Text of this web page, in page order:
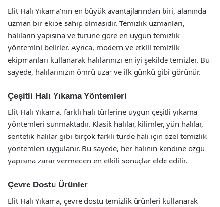
Elit Halı Yıkama’nın en büyük avantajlarından biri, alanında
uzman bir ekibe sahip olmasıdır. Temizlik uzmanları,
halıların yapısına ve türüne göre en uygun temizlik
yöntemini belirler. Ayrıca, modern ve etkili temizlik
ekipmanları kullanarak halılarınızı en iyi şekilde temizler. Bu
sayede, halılarınızın ömrü uzar ve ilk günkü gibi görünür.
Çeşitli Halı Yıkama Yöntemleri
Elit Halı Yıkama, farklı halı türlerine uygun çeşitli yıkama
yöntemleri sunmaktadır. Klasik halılar, kilimler, yün halılar,
sentetik halılar gibi birçok farklı türde halı için özel temizlik
yöntemleri uygulanır. Bu sayede, her halının kendine özgü
yapısına zarar vermeden en etkili sonuçlar elde edilir.
Çevre Dostu Ürünler
Elit Halı Yıkama, çevre dostu temizlik ürünleri kullanarak